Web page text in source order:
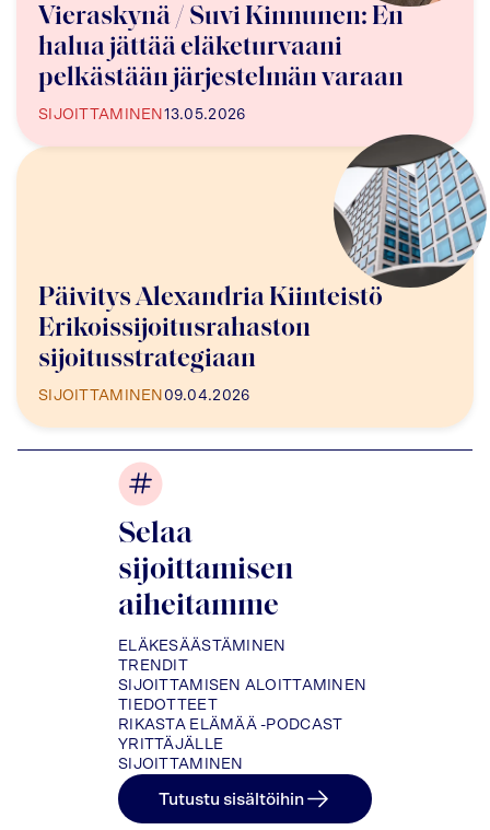
Vieraskynä / Suvi Kinnunen: En
halua jättää eläketurvaani
pelkästään järjestelmän varaan
SIJOITTAMINEN 13.05.2026
Päivitys Alexandria Kiinteistö
Erikoissijoitusrahaston
sijoitusstrategiaan
SIJOITTAMINEN 09.04.2026
Selaa
sijoittamisen
aiheitamme
ELÄKESÄÄSTÄMINEN
TRENDIT
SIJOITTAMISEN ALOITTAMINEN
TIEDOTTEET
RIKASTA ELÄMÄÄ -PODCAST
YRITTÄJÄLLE
SIJOITTAMINEN
Tutustu sisältöihin